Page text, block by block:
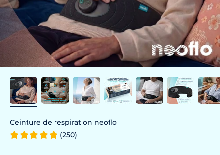
Ceinture de respiration neoflo
(250)